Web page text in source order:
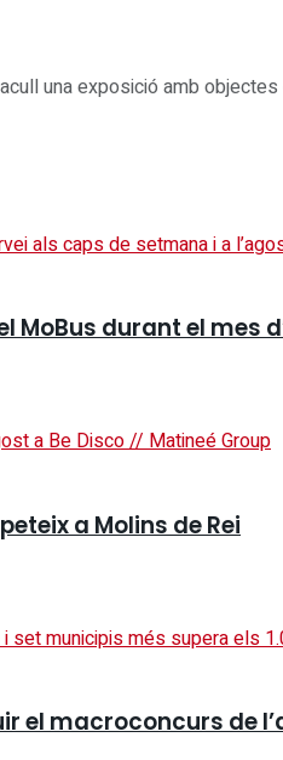
una exposició amb
MoBus durant el mes
a Molins de Rei
el macroconcurs de